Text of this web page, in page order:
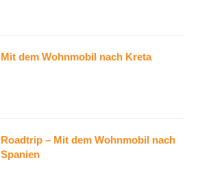
Mit dem Wohnmobil nach Kreta
Roadtrip – Mit dem Wohnmobil nach
Spanien